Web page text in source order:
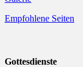
Empfohlene Seiten
Gottesdienste